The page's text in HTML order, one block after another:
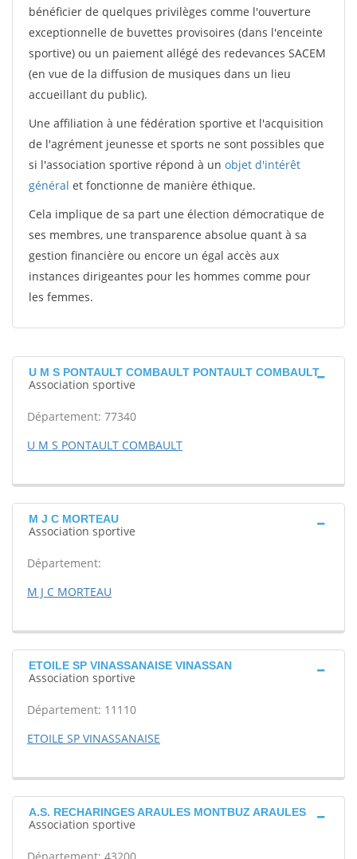
bénéficier de quelques privilèges comme l'ouverture
exceptionnelle de buvettes provisoires (dans l'enceinte
sportive) ou un paiement allégé des redevances SACEM
(en vue de la diffusion de musiques dans un lieu
accueillant du public).
Une affiliation à une fédération sportive et l'acquisition
de l'agrément jeunesse et sports ne sont possibles que
si l'association sportive répond à un objet d'intérêt
général et fonctionne de manière éthique.
Cela implique de sa part une élection démocratique de
ses membres, une transparence absolue quant à sa
gestion financière ou encore un égal accès aux
instances dirigeantes pour les hommes comme pour
les femmes.
U M S PONTAULT COMBAULT PONTAULT COMBAULT
Association sportive
Département: 77340
U M S PONTAULT COMBAULT
M J C MORTEAU
Association sportive
Département:
M J C MORTEAU
ETOILE SP VINASSANAISE VINASSAN
Association sportive
Département: 11110
ETOILE SP VINASSANAISE
A.S. RECHARINGES ARAULES MONTBUZ ARAULES
Association sportive